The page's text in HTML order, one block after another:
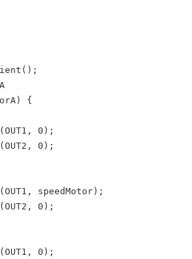
{
0);
0);
speedMotor);
0);
0);